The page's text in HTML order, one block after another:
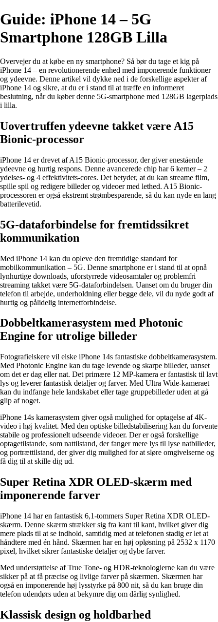
Guide: iPhone 14 – 5G
Smartphone 128GB Lilla
Overvejer du at købe en ny smartphone? Så bør du tage et kig på
iPhone 14 – en revolutionerende enhed med imponerende funktioner
og ydeevne. Denne artikel vil dykke ned i de forskellige aspekter af
iPhone 14 og sikre, at du er i stand til at træffe en informeret
beslutning, når du køber denne 5G-smartphone med 128GB lagerplads
i lilla.
Uovertruffen ydeevne takket være A15
Bionic-processor
iPhone 14 er drevet af A15 Bionic-processor, der giver enestående
ydeevne og hurtig respons. Denne avancerede chip har 6 kerner – 2
ydelses- og 4 effektivitets-cores. Det betyder, at du kan streame film,
spille spil og redigere billeder og videoer med lethed. A15 Bionic-
processoren er også ekstremt strømbesparende, så du kan nyde en lang
batterilevetid.
5G-dataforbindelse for fremtidssikret
kommunikation
Med iPhone 14 kan du opleve den fremtidige standard for
mobilkommunikation – 5G. Denne smartphone er i stand til at opnå
lynhurtige downloads, uforstyrrede videosamtaler og problemfri
streaming takket være 5G-dataforbindelsen. Uanset om du bruger din
telefon til arbejde, underholdning eller begge dele, vil du nyde godt af
hurtig og pålidelig internetforbindelse.
Dobbeltkamerasystem med Photonic
Engine for utrolige billeder
Fotografielskere vil elske iPhone 14s fantastiske dobbeltkamerasystem.
Med Photonic Engine kan du tage levende og skarpe billeder, uanset
om det er dag eller nat. Det primære 12 MP-kamera er fantastisk til lavt
lys og leverer fantastisk detaljer og farver. Med Ultra Wide-kameraet
kan du indfange hele landskabet eller tage gruppebilleder uden at gå
glip af noget.
iPhone 14s kamerasystem giver også mulighed for optagelse af 4K-
video i høj kvalitet. Med den optiske billedstabilisering kan du forvente
stabile og professionelt udseende videoer. Der er også forskellige
optagetilstande, som nattilstand, der fanger mere lys til lyse natbilleder,
og portrættilstand, der giver dig mulighed for at sløre omgivelserne og
få dig til at skille dig ud.
Super Retina XDR OLED-skærm med
imponerende farver
iPhone 14 har en fantastisk 6,1-tommers Super Retina XDR OLED-
skærm. Denne skærm strækker sig fra kant til kant, hvilket giver dig
mere plads til at se indhold, samtidig med at telefonen stadig er let at
håndtere med én hånd. Skærmen har en høj opløsning på 2532 x 1170
pixel, hvilket sikrer fantastiske detaljer og dybe farver.
Med understøttelse af True Tone- og HDR-teknologierne kan du være
sikker på at få præcise og livlige farver på skærmen. Skærmen har
også en imponerende høj lysstyrke på 800 nit, så du kan bruge din
telefon udendørs uden at bekymre dig om dårlig synlighed.
Klassisk design og holdbarhed